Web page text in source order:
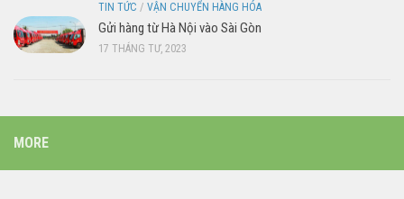
TIN TỨC / VẬN CHUYỂN HÀNG HÓA
Gửi hàng từ Hà Nội vào Sài Gòn
17 THÁNG TƯ, 2023
MORE